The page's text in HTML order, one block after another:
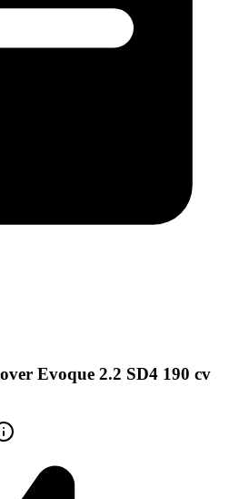
Evoque 2.2 SD4 190 cv